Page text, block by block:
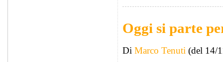
Oggi si parte
Di Marco Tenuti (del 14/